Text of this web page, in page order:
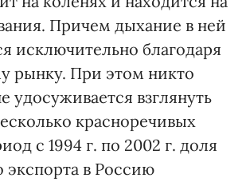
Причем дыхание в ней
исключительно благодаря
рынку. При этом никто
удосуживается взглянуть
красноречивых
с 1994 г. по 2002 г. доля
экспорта в Россию